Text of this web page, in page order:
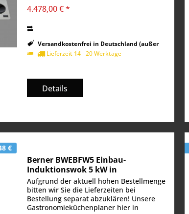
4.478,00 € *
Versandkostenfrei in Deutschland (außer
Inseln)Lieferzeit 14 - 20 Werktage
Details
€
Berner BWEBFW5 Einbau-
Induktionswok 5 kW in
Vollglaskeramik für Frontcooking
und Buffet
Aufgrund der aktuell hohen Bestellmenge
bitten wir Sie die Lieferzeiten bei
Bestellung separat abzuklären! Unsere
Gastronomieküchenplaner hier in